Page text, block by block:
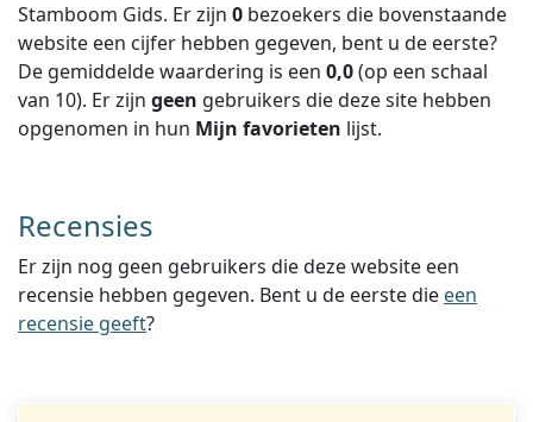
Stamboom Gids. Er zijn 0 bezoekers die bovenstaande
website een cijfer hebben gegeven, bent u de eerste?
De gemiddelde waardering is een 0,0(op een schaal
van 10). Er zijn geen gebruikers die deze site hebben
opgenomen in hun Mijn favorieten lijst.
Recensies
Er zijn nog geen gebruikers die deze website een
recensie hebben gegeven. Bent u de eerste die een
recensie geeft?